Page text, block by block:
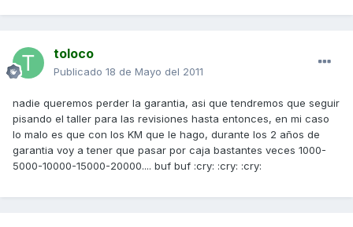
toloco
Publicado 18 de Mayo del 2011
nadie queremos perder la garantia, asi que tendremos que seguir
pisando el taller para las revisiones hasta entonces, en mi caso
lo malo es que con los KM que le hago, durante los 2 años de
garantia voy a tener que pasar por caja bastantes veces 1000-
5000-10000-15000-20000.... buf buf :cry: :cry: :cry: